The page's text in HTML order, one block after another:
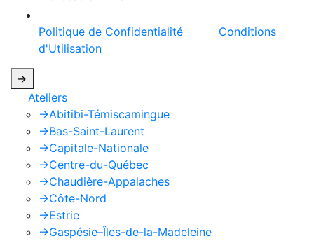
Politique de Confidentialité
Conditions
d'Utilisation
->
Ateliers
->Abitibi-Témiscamingue
->Bas-Saint-Laurent
->Capitale-Nationale
->Centre-du-Québec
->Chaudière-Appalaches
->Côte-Nord
->Estrie
->Gaspésie–Îles-de-la-Madeleine